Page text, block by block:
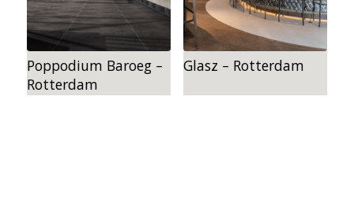
Poppodium Baroeg –
Rotterdam
Glasz – Rotterdam